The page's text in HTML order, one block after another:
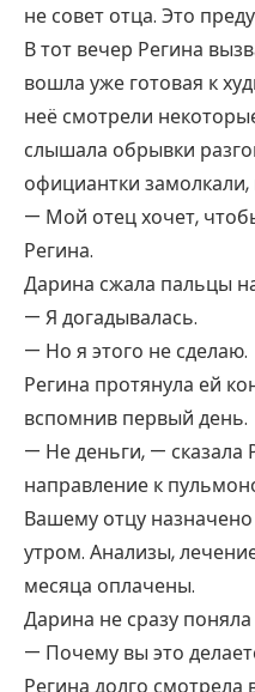
не совет отца. Это
В тот вечер Регина
вошла уже готовая к
неё смотрели
слышала обрывки
официантки замолкали,
— Мой отец хочет,
Регина.
Дарина сжала пальцы
— Я догадывалась.
— Но я этого не сделаю.
Регина протянула ей
вспомнив первый день.
— Не деньги, — сказала
направление к
Вашему отцу
утром. Анализы,
месяца оплачены.
Дарина не сразу
— Почему вы это
Регина долго смотрела